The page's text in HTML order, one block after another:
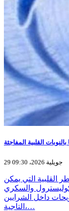
القلبية المفاجئة
29 جويلية 2026، 09:30
القلبية التي يمكن
والسكري
داخل الشرايين
التاجية،…